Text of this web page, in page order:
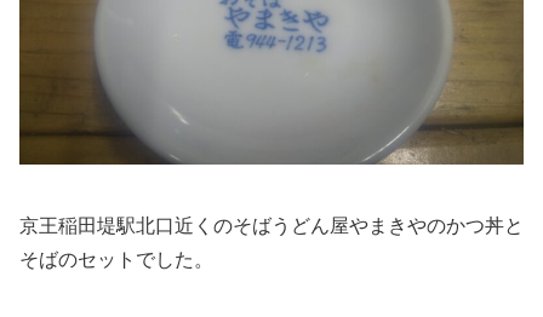
京王稲田堤駅北口近くのそばうどん屋やまきやのかつ丼と
そばのセットでした。